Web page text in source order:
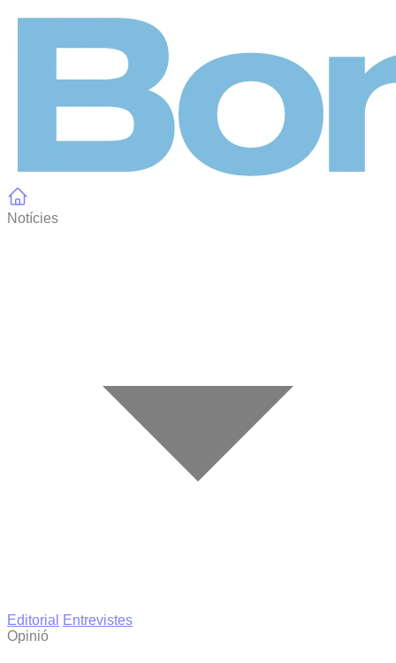
Notícies
Editorial
Entrevistes
Opinió